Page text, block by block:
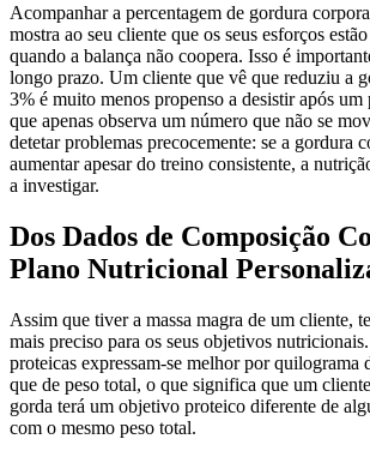
Acompanhar a percentagem de gordura
mostra ao seu cliente que os seus esforços
quando a balança não coopera. Isso é
longo prazo. Um cliente que vê que reduziu a
3% é muito menos propenso a desistir após um
que apenas observa um número que não se
detetar problemas precocemente: se a gordura
aumentar apesar do treino consistente, a
a investigar.
Dos Dados de Composição
Plano Nutricional
Assim que tiver a massa magra de um cliente,
mais preciso para os seus objetivos
proteicas expressam-se melhor por quilograma
que de peso total, o que significa que um
gorda terá um objetivo proteico diferente de
com o mesmo peso total.